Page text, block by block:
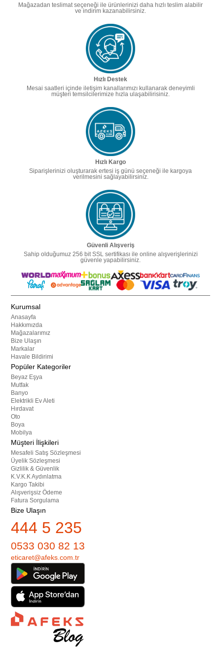
Mağazadan teslimat seçeneği ile ürünlerinizi daha hızlı teslim alabilir
ve indirim kazanabilirsiniz.
Hızlı Destek
Mesai saatleri içinde iletişim kanallarımızı kullanarak deneyimli
müşteri temsilcilerimize hızla ulaşabilirisiniz.
Hızlı Kargo
Siparişlerinizi oluşturarak ertesi iş günü seçeneği ile kargoya
verilmesini sağlayabilirsiniz.
Güvenli Alışveriş
Sahip olduğumuz 256 bit SSL sertifikası ile online alışverişlerinizi
güvenle yapabilirsiniz.
Kurumsal
Anasayfa
Hakkımızda
Mağazalarımız
Bize Ulaşın
Markalar
Havale Bildirimi
Popüler Kategoriler
Beyaz Eşya
Mutfak
Banyo
Elektrikli Ev Aleti
Hırdavat
Oto
Boya
Mobilya
Müşteri İlişkileri
Mesafeli Satış Sözleşmesi
Üyelik Sözleşmesi
Gizlilik & Güvenlik
K.V.K.K Aydınlatma
Kargo Takibi
Alışverişsiz Ödeme
Fatura Sorgulama
Bize Ulaşın
444 5 235
0533 030 82 13
eticaret@afeks.com.tr